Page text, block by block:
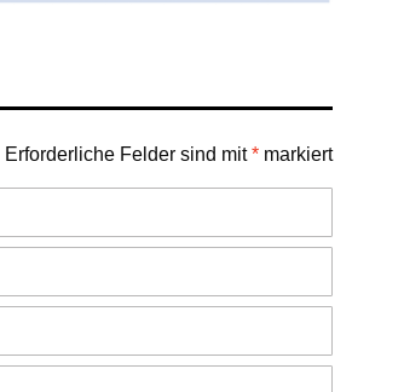
Erforderliche Felder sind mit* markiert